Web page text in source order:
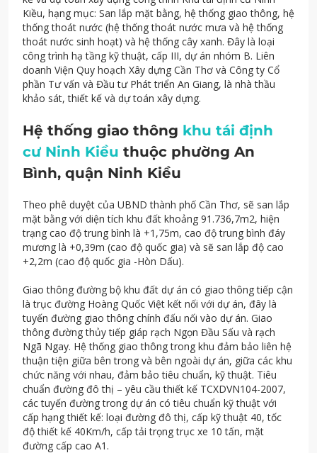
Kiều, hạng mục: San lắp mặt bằng, hệ thống giao thông, hệ
thống thoát nước (hệ thống thoát nước mưa và hệ thống
thoát nước sinh hoạt) và hệ thống cây xanh. Đây là loại
công trình hạ tầng kỹ thuật, cấp III, dự án nhóm B. Liên
doanh Viện Quy hoạch Xây dựng Cần Thơ và Công ty Cổ
phần Tư vấn và Đầu tư Phát triển An Giang, là nhà thầu
khảo sát, thiết kế và dự toán xây dựng.
Hệ thống giao thông khu tái định
cư Ninh Kiều thuộc phường An
Bình, quận Ninh Kiều
Theo phê duyệt của UBND thành phố Cần Thơ, sẽ san lắp
mặt bằng với diện tích khu đất khoảng 91.736,7m2, hiện
trạng cao độ trung bình là +1,75m, cao độ trung bình đáy
mương là +0,39m (cao độ quốc gia) và sẽ san lắp độ cao
+2,2m (cao độ quốc gia -Hòn Dấu).
Giao thông đường bộ khu đất dự án có giao thông tiếp cận
là trục đường Hoàng Quốc Việt kết nối với dự án, đây là
tuyến đường giao thông chính đấu nối vào dự án. Giao
thông đường thủy tiếp giáp rạch Ngọn Đầu Sấu và rạch
Ngã Ngay. Hệ thống giao thông trong khu đảm bảo liên hệ
thuận tiện giữa bên trong và bên ngoài dự án, giữa các khu
chức năng với nhau, đảm bảo tiêu chuẩn, kỹ thuật. Tiêu
chuẩn đường đô thị – yêu cầu thiết kế TCXDVN104-2007,
các tuyến đường trong dự án có tiêu chuẩn kỹ thuật với
cấp hạng thiết kế: loại đường đô thị, cấp kỹ thuật 40, tốc
độ thiết kế 40Km/h, cấp tải trọng trục xe 10 tấn, mặt
đường cấp cao A1.